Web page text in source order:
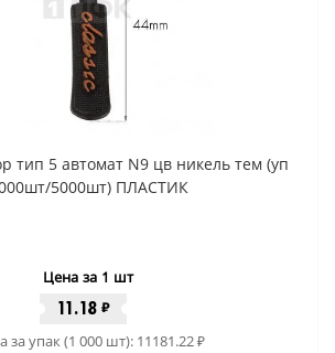
тип 5 автомат N9 цв никель тем (уп
5000шт) ПЛАСТИК
Цена за 1 шт
11.18 ₽
за упак (1 000 шт): 11181.22₽